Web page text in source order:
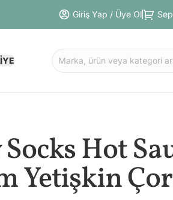
Giriş Yap / Üye Ol
Hot
Yetişkin